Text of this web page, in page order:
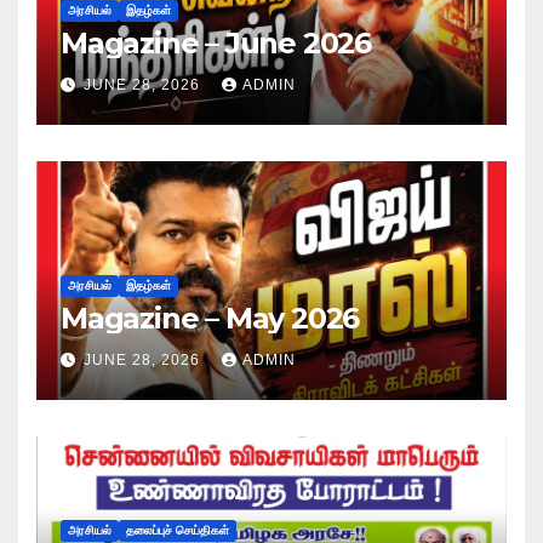
அரசியல் இதழ்கள்
Magazine – June 2026
JUNE 28, 2026 ADMIN
அரசியல் இதழ்கள்
Magazine – May 2026
JUNE 28, 2026 ADMIN
அரசியல் தலைப்புச் செய்திகள்